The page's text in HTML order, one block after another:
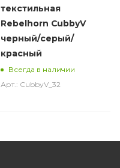
текстильная
Rebelhorn CubbyV
черный/серый/
красный
Всегда в наличии
Арт.: CubbyV_32